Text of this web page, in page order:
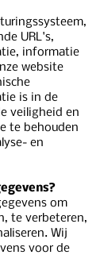
URL's,
informatie
website
is in de
veiligheid en
te behouden
en
om
te verbeteren,
Wij
voor de